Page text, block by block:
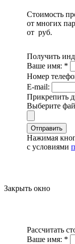
Стоимость
от многих
от руб.
Получить
Ваше имя: *
Номер
E-mail:
Прикрепить
Выберите
Отправить
Нажимая
с условиями
Закрыть окно
Рассчитать
Ваше имя: *